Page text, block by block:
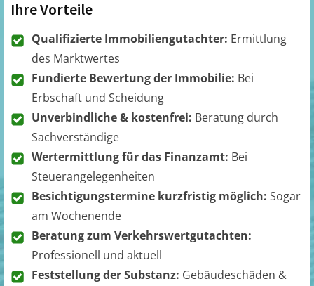
Ihre Vorteile
Qualifizierte Immobiliengutachter: Ermittlung
des Marktwertes
Fundierte Bewertung der Immobilie: Bei
Erbschaft und Scheidung
Unverbindliche & kostenfrei: Beratung durch
Sachverständige
Wertermittlung für das Finanzamt: Bei
Steuerangelegenheiten
Besichtigungstermine kurzfristig möglich: Sogar
am Wochenende
Beratung zum Verkehrswertgutachten:
Professionell und aktuell
Feststellung der Substanz: Gebäudeschäden &